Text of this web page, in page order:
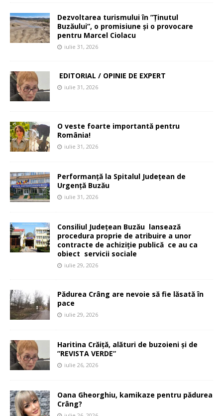
Dezvoltarea turismului în ”Ținutul
Buzăului”, o promisiune și o provocare
pentru Marcel Ciolacu
iulie 31, 2026
EDITORIAL / OPINIE DE EXPERT
iulie 31, 2026
O veste foarte importantă pentru
România!
iulie 31, 2026
Performanță la Spitalul Județean de
Urgență Buzău
iulie 31, 2026
Consiliul Județean Buzău lansează
procedura proprie de atribuire a unor
contracte de achiziție publică ce au ca
obiect servicii sociale
iulie 29, 2026
Pădurea Crâng are nevoie să fie lăsată în
pace
iulie 29, 2026
Haritina Crăiță, alături de buzoieni și de
”REVISTA VERDE”
iulie 26, 2026
Oana Gheorghiu, kamikaze pentru pădurea
Crâng?